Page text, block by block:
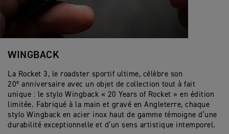
WINGBACK
La Rocket 3, le roadster sportif ultime, célèbre son
20e anniversaire avec un objet de collection tout à fait
unique : le stylo Wingback « 20 Years of Rocket » en édition
limitée. Fabriqué à la main et gravé en Angleterre, chaque
stylo Wingback en acier inox haut de gamme témoigne d’une
durabilité exceptionnelle et d’un sens artistique intemporel.